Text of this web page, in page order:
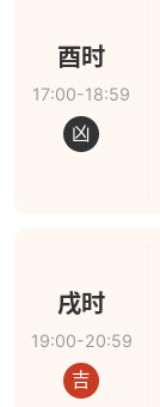
酉时
17:00-18:59
凶
戌时
19:00-20:59
吉